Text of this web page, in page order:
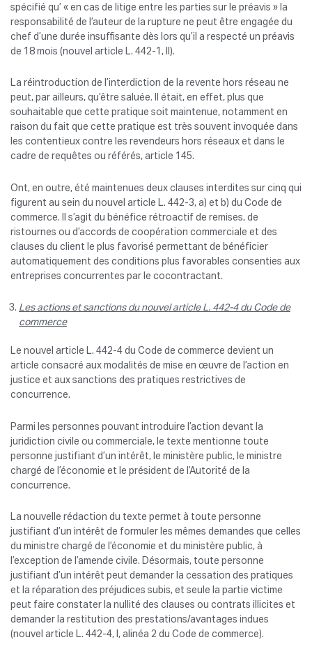
spécifié qu’ « en cas de litige entre les parties sur le préavis » la
responsabilité de l’auteur de la rupture ne peut être engagée du
chef d’une durée insuffisante dès lors qu’il a respecté un préavis
de 18 mois (nouvel article L. 442-1, II).
La réintroduction de l’interdiction de la revente hors réseau ne
peut, par ailleurs, qu’être saluée. Il était, en effet, plus que
souhaitable que cette pratique soit maintenue, notamment en
raison du fait que cette pratique est très souvent invoquée dans
les contentieux contre les revendeurs hors réseaux et dans le
cadre de requêtes ou référés, article 145.
Ont, en outre, été maintenues deux clauses interdites sur cinq qui
figurent au sein du nouvel article L. 442-3, a) et b) du Code de
commerce. Il s’agit du bénéfice rétroactif de remises, de
ristournes ou d’accords de coopération commerciale et des
clauses du client le plus favorisé permettant de bénéficier
automatiquement des conditions plus favorables consenties aux
entreprises concurrentes par le cocontractant.
Les actions et sanctions du nouvel article L. 442-4 du Code de
commerce
Le nouvel article L. 442-4 du Code de commerce devient un
article consacré aux modalités de mise en œuvre de l’action en
justice et aux sanctions des pratiques restrictives de
concurrence.
Parmi les personnes pouvant introduire l’action devant la
juridiction civile ou commerciale, le texte mentionne toute
personne justifiant d’un intérêt, le ministère public, le ministre
chargé de l’économie et le président de l’Autorité de la
concurrence.
La nouvelle rédaction du texte permet à toute personne
justifiant d’un intérêt de formuler les mêmes demandes que celles
du ministre chargé de l’économie et du ministère public, à
l’exception de l’amende civile. Désormais, toute personne
justifiant d’un intérêt peut demander la cessation des pratiques
et la réparation des préjudices subis, et seule la partie victime
peut faire constater la nullité des clauses ou contrats illicites et
demander la restitution des prestations/avantages indues
(nouvel article L. 442-4, I, alinéa 2 du Code de commerce).